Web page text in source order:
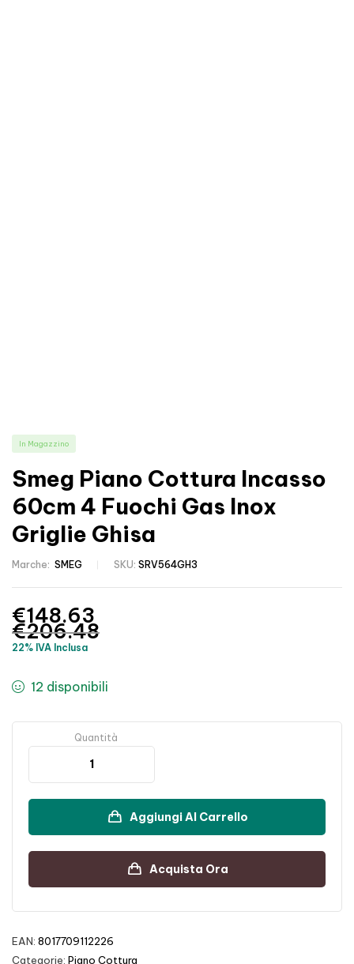
In Magazzino
Smeg Piano Cottura Incasso
60cm 4 Fuochi Gas Inox
Griglie Ghisa
Marche: SMEG SKU: SRV564GH3
€206.48
€148.63
22% IVA Inclusa
12 disponibili
Quantità
Aggiungi Al Carrello
Acquista Ora
EAN: 8017709112226
Categorie: Piano Cottura